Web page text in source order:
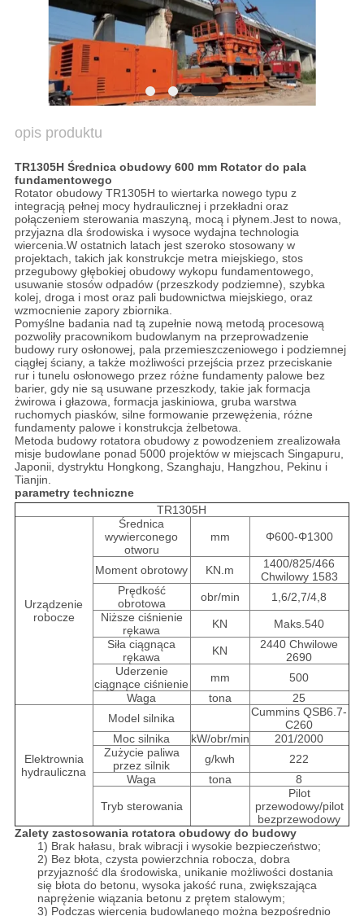
opis produktu
TR1305H Średnica obudowy 600 mm Rotator do pala
fundamentowego
Rotator obudowy TR1305H to wiertarka nowego typu z
integracją pełnej mocy hydraulicznej i przekładni oraz
połączeniem sterowania maszyną, mocą i płynem.Jest to nowa,
przyjazna dla środowiska i wysoce wydajna technologia
wiercenia.W ostatnich latach jest szeroko stosowany w
projektach, takich jak konstrukcje metra miejskiego, stos
przegubowy głębokiej obudowy wykopu fundamentowego,
usuwanie stosów odpadów (przeszkody podziemne), szybka
kolej, droga i most oraz pali budownictwa miejskiego, oraz
wzmocnienie zapory zbiornika.
Pomyślne badania nad tą zupełnie nową metodą procesową
pozwoliły pracownikom budowlanym na przeprowadzenie
budowy rury osłonowej, pala przemieszczeniowego i podziemnej
ciągłej ściany, a także możliwości przejścia przez przeciskanie
rur i tunelu osłonowego przez różne fundamenty palowe bez
barier, gdy nie są usuwane przeszkody, takie jak formacja
żwirowa i głazowa, formacja jaskiniowa, gruba warstwa
ruchomych piasków, silne formowanie przewężenia, różne
fundamenty palowe i konstrukcja żelbetowa.
Metoda budowy rotatora obudowy z powodzeniem zrealizowała
misje budowlane ponad 5000 projektów w miejscach Singapuru,
Japonii, dystryktu Hongkong, Szanghaju, Hangzhou, Pekinu i
Tianjin.
parametry techniczne
TR1305H
Urządzenie
robocze
Średnica
wywierconego
otworu
mm Φ600-Φ1300
Moment obrotowy KN.m
1400/825/466
Chwilowy 1583
Prędkość
obrotowa
obr/min
1,6/2,7/4,8
Niższe ciśnienie
rękawa
KN
Maks.540
Siła ciągnąca
rękawa
KN
2440 Chwilowe
2690
Uderzenie
ciągnące ciśnienie
mm
500
Waga
tona 25
Elektrownia
hydrauliczna
Model silnika
Cummins QSB6.7-
C260
Moc silnika
kW/obr/min
201/2000
Zużycie paliwa
przez silnik
g/kwh
222
Waga
tona 8
Tryb sterowania
Pilot
przewodowy/pilot
bezprzewodowy
Zalety zastosowania rotatora obudowy do budowy
1) Brak hałasu, brak wibracji i wysokie bezpieczeństwo;
2) Bez błota, czysta powierzchnia robocza, dobra
przyjazność dla środowiska, unikanie możliwości dostania
się błota do betonu, wysoka jakość runa, zwiększająca
naprężenie wiązania betonu z prętem stalowym;
3) Podczas wiercenia budowlanego można bezpośrednio